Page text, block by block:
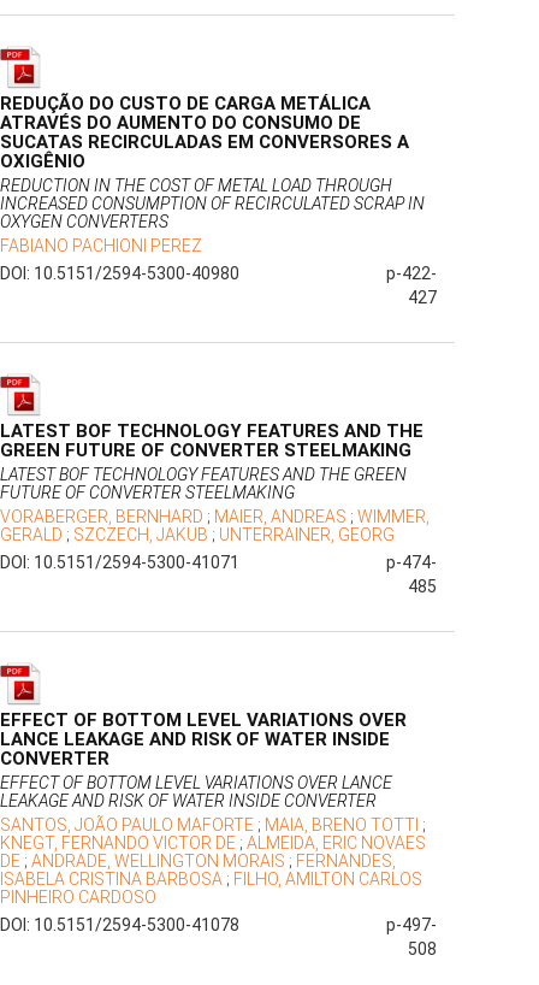
REDUÇÃO DO CUSTO DE CARGA METÁLICA
ATRAVÉS DO AUMENTO DO CONSUMO DE
SUCATAS RECIRCULADAS EM CONVERSORES A
OXIGÊNIO
REDUCTION IN THE COST OF METAL LOAD THROUGH
INCREASED CONSUMPTION OF RECIRCULATED SCRAP IN
OXYGEN CONVERTERS
FABIANO PACHIONI PEREZ
DOI: 10.5151/2594-5300-40980
p-422-
427
LATEST BOF TECHNOLOGY FEATURES AND THE
GREEN FUTURE OF CONVERTER STEELMAKING
LATEST BOF TECHNOLOGY FEATURES AND THE GREEN
FUTURE OF CONVERTER STEELMAKING
VORABERGER, BERNHARD ; MAIER, ANDREAS ; WIMMER,
GERALD ; SZCZECH, JAKUB ; UNTERRAINER, GEORG
DOI: 10.5151/2594-5300-41071
p-474-
485
EFFECT OF BOTTOM LEVEL VARIATIONS OVER
LANCE LEAKAGE AND RISK OF WATER INSIDE
CONVERTER
EFFECT OF BOTTOM LEVEL VARIATIONS OVER LANCE
LEAKAGE AND RISK OF WATER INSIDE CONVERTER
SANTOS, JOÃO PAULO MAFORTE ; MAIA, BRENO TOTTI ;
KNEGT, FERNANDO VICTOR DE ; ALMEIDA, ERIC NOVAES
DE ; ANDRADE, WELLINGTON MORAIS ; FERNANDES,
ISABELA CRISTINA BARBOSA ; FILHO, AMILTON CARLOS
PINHEIRO CARDOSO
DOI: 10.5151/2594-5300-41078
p-497-
508